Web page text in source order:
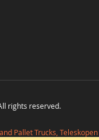
rights reserved.
Pallet Trucks, Teleskopen